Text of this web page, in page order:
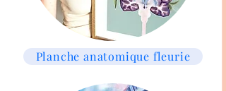
Planche anatomique fleurie